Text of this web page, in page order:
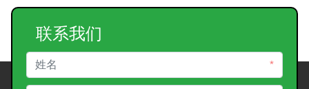
联系我们
*